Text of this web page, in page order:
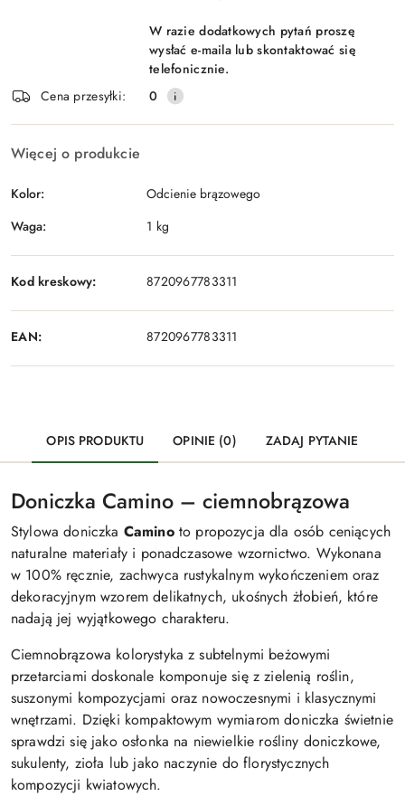
W razie dodatkowych pytań proszę
wysłać e-maila lub skontaktować się
telefonicznie.
Cena przesyłki:
0
Więcej o produkcie
Kolor:
Odcienie brązowego
Waga:
1 kg
Kod kreskowy: 8720967783311
EAN: 8720967783311
OPIS PRODUKTU OPINIE (0) ZADAJ PYTANIE
Doniczka Camino – ciemnobrązowa
Stylowa doniczka Caminoto propozycja dla osób ceniących
naturalne materiały i ponadczasowe wzornictwo. Wykonana
w 100% ręcznie, zachwyca rustykalnym wykończeniem oraz
dekoracyjnym wzorem delikatnych, ukośnych żłobień, które
nadają jej wyjątkowego charakteru.
Ciemnobrązowa kolorystyka z subtelnymi beżowymi
przetarciami doskonale komponuje się z zielenią roślin,
suszonymi kompozycjami oraz nowoczesnymi i klasycznymi
wnętrzami. Dzięki kompaktowym wymiarom doniczka świetnie
sprawdzi się jako osłonka na niewielkie rośliny doniczkowe,
sukulenty, zioła lub jako naczynie do florystycznych
kompozycji kwiatowych.